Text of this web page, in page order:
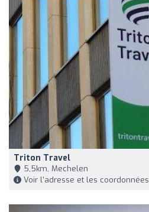
Triton Travel
5,5km, Mechelen
Voir l'adresse et les coordonnées